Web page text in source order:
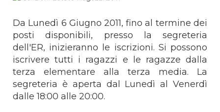
Da Lunedì 6 Giugno 2011, fino al termine dei
posti disponibili, presso la segreteria
dell'ER, inizieranno le iscrizioni. Si possono
iscrivere tutti i ragazzi e le ragazze dalla
terza elementare alla terza media. La
segreteria è aperta dal Lunedì al Venerdì
dalle 18:00 alle 20:00.